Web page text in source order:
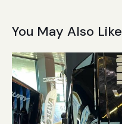
You May Also Like